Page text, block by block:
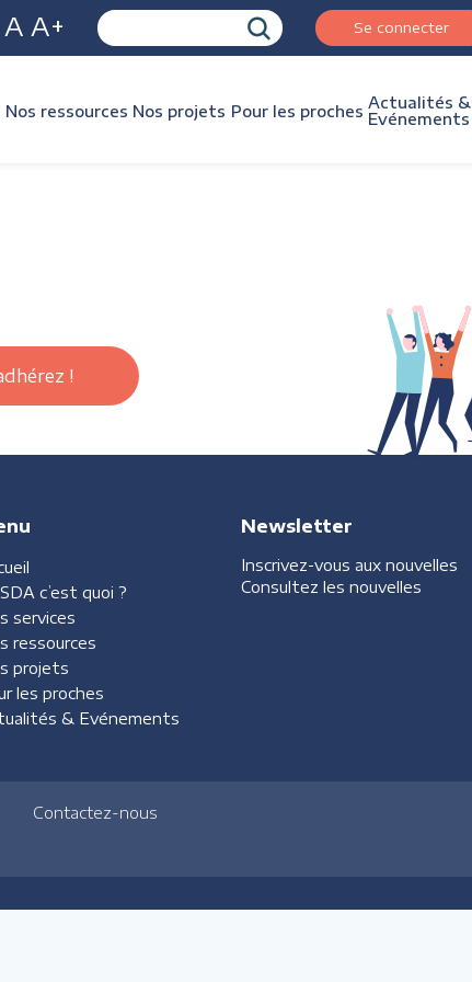
A A+ Se connecter
Nos ressources Nos projets Pour les proches Actualités &
Evénements
!
c’est quoi ?
services
ressources
projets
les proches
& Evénements
Newsletter
Inscrivez-vous aux nouvelles
Consultez les nouvelles
Contactez-nous